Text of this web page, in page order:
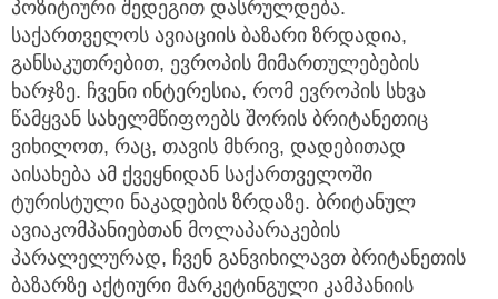
პოზიტიური შედეგით დასრულდება.
საქართველოს ავიაციის ბაზარი ზრდადია,
განსაკუთრებით, ევროპის მიმართულებების
ხარჯზე. ჩვენი ინტერესია, რომ ევროპის სხვა
წამყვან სახელმწიფოებს შორის ბრიტანეთიც
ვიხილოთ, რაც, თავის მხრივ, დადებითად
აისახება ამ ქვეყნიდან საქართველოში
ტურისტული ნაკადების ზრდაზე. ბრიტანულ
ავიაკომპანიებთან მოლაპარაკების
პარალელურად, ჩვენ განვიხილავთ ბრიტანეთის
ბაზარზე აქტიური მარკეტინგული კამპანიის